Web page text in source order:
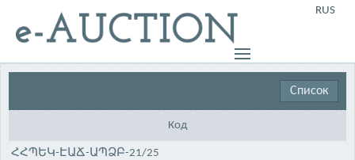
RUS
Список
Код
ՀՀՊԵԿ-ԷԱՃ-ԱՊՁԲ-21/25